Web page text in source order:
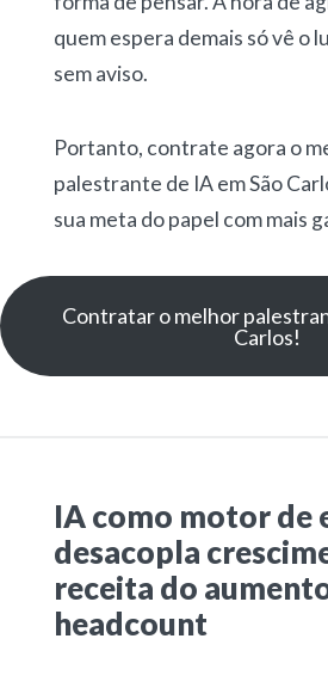
quem espera demais só vê o
sem aviso.
Portanto, contrate agora o
palestrante de IA em São
sua meta do papel com mais
Contratar o melhor
Carlos!
IA como motor de
desacopla
receita do
headcount